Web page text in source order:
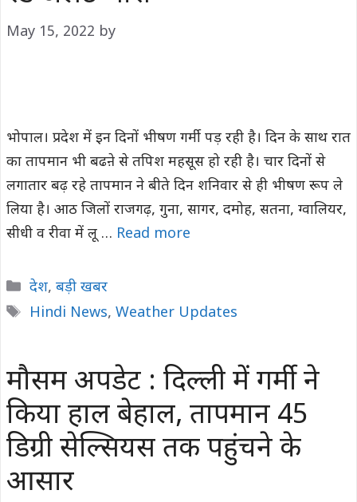
May 15, 2022 by
भोपाल। प्रदेश में इन दिनों भीषण गर्मी पड़ रही है। दिन के साथ रात
का तापमान भी बढऩे से तपिश महसूस हो रही है। चार दिनों से
लगातार बढ़ रहे तापमान ने बीते दिन शनिवार से ही भीषण रूप ले
लिया है। आठ जिलों राजगढ़, गुना, सागर, दमोह, सतना, ग्वालियर,
सीधी व रीवा में लू … Read more
Categories
देश, बड़ी खबर
Tags
Hindi News, Weather Updates
मौसम अपडेट : दिल्ली में गर्मी ने
किया हाल बेहाल, तापमान 45
डिग्री सेल्सियस तक पहुंचने के
आसार